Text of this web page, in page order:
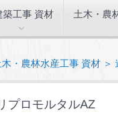
築工事 資材 土木・農
木・農林水産工事 資材
プロモルタルAZ